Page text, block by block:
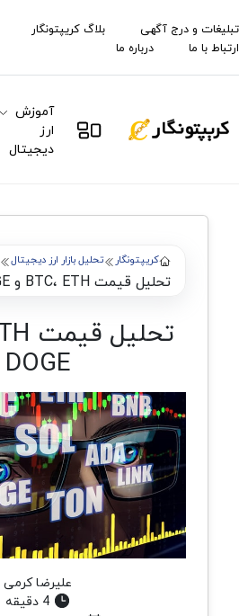
تبلیغات و درج آگهی
بلاگ کریپتونگار
ارتباط با ما
درباره ما
آموزش
ارز
دیجیتال
کریپتونگار تحلیل بازار ارز دیجیتال
تحلیل قیمت BTC، ETH و DOGE
DOGE
علیرضا کرمی
4 دقیقه